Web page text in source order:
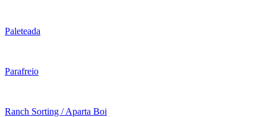
Paleteada
Parafreio
Ranch Sorting / Aparta Boi